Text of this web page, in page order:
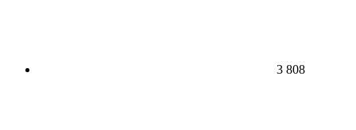
3 808